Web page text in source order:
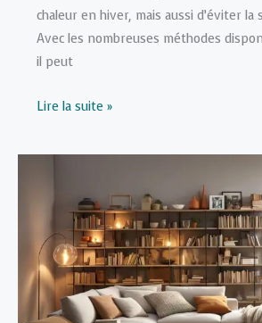
chaleur en hiver, mais aussi d’éviter
Avec les nombreuses méthodes
il peut
Quelles
les
méthodes
d’isolation
de
la
toiture
Lire la suite »